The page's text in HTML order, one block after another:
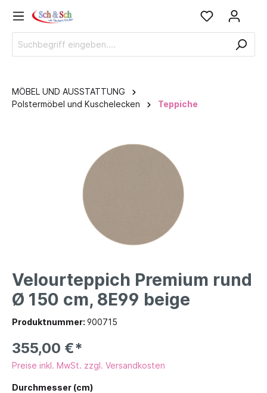
MÖBEL UND AUSSTATTUNG
Polstermöbel und Kuschelecken
Teppiche
Velourteppich Premium rund
Ø 150 cm, 8E99 beige
Produktnummer: 900715
355,00 €*
Preise inkl. MwSt. zzgl. Versandkosten
Durchmesser (cm)